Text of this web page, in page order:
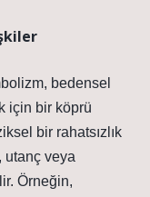
bedensel
için bir köprü
bir rahatsızlık
utanç veya
Örneğin,